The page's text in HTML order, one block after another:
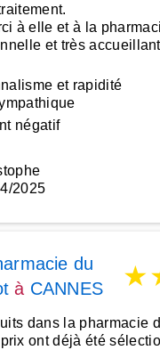
à elle et à la
et très
et rapidité
négatif
2025
du
à CANNES ★
dans la pharmacie
ont déjà été